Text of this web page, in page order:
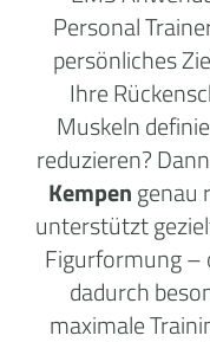
Personal
persönliches
Ihre
Muskeln
reduzieren?
Kempengenau
unterstützt
Figurformung –
dadurch
maximale